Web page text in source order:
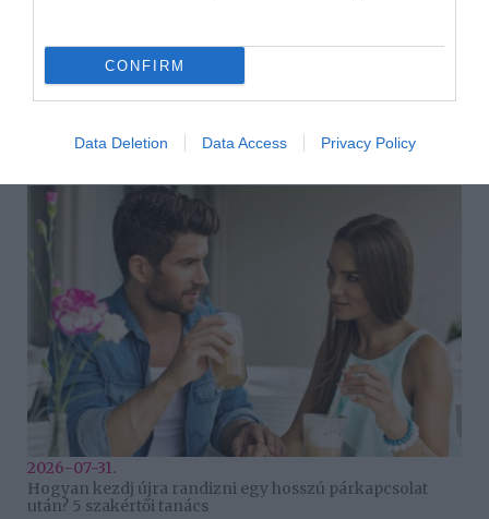
CONFIRM
Data Deletion Data Access Privacy Policy
2026-08-04.
2026-07-31.
Hogyan kezdj újra randizni egy hosszú párkapcsolat
után? 5 szakértői tanács